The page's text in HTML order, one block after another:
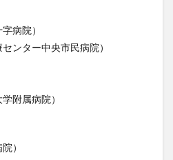
病院）
ンター中央市民病院）
附属病院）
）